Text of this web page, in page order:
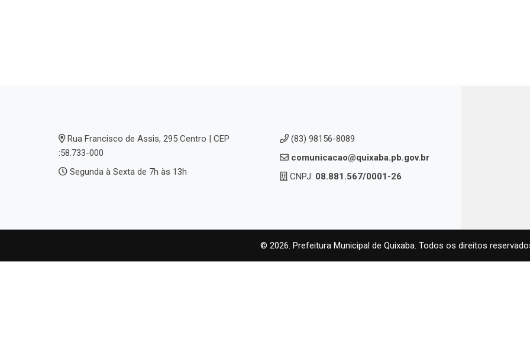
Rua Francisco de Assis, 295 Centro | CEP
:58.733-000
Segunda à Sexta de 7h às 13h
(83) 98156-8089
comunicacao@quixaba.pb.gov.br
CNPJ: 08.881.567/0001-26
© 2026. Prefeitura Municipal de Quixaba. Todos os direitos